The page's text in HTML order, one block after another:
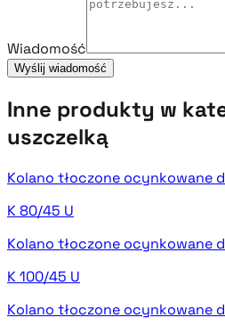
Wiadomość
Wyślij wiadomość
Inne produkty w
uszczelką
Kolano tłoczone ocynkowane
K 80/45 U
Kolano tłoczone ocynkowane
K 100/45 U
Kolano tłoczone ocynkowane